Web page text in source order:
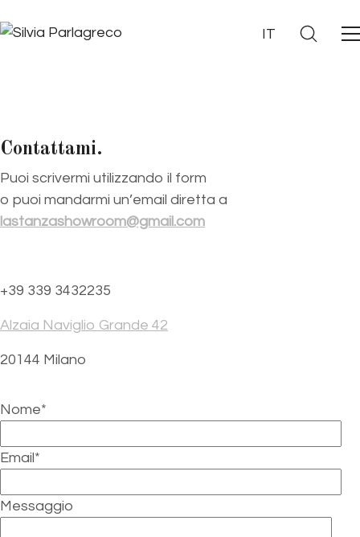
IT
Contattami.
Puoi scrivermi utilizzando il form
o puoi mandarmi un’email diretta a
lastanzashowroom@gmail.com
+39 339 3432235
Alzaia Naviglio Grande 42
20144 Milano
Nome*
Email*
Messaggio